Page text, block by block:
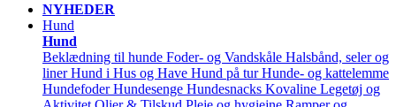
NYHEDER
Hund
Hund
Beklædning til hunde Foder- og Vandskåle Halsbånd, seler og
liner Hund i Hus og Have Hund på tur Hunde- og kattelemme
Hundefoder Hundesenge Hundesnacks Kovaline Legetøj og